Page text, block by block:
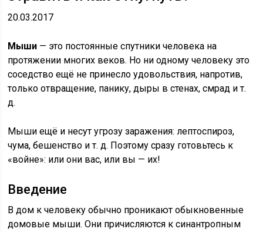
20.03.2017
Мыши — это постоянные спутники человека на
протяжении многих веков. Но ни одному человеку это
соседство ещё не принесло удовольствия, напротив,
только отвращение, панику, дыры в стенах, смрад и т.
д.
Мыши ещё и несут угрозу заражения: лептоспироз,
чума, бешенство и т. д. Поэтому сразу готовьтесь к
«войне»: или они вас, или вы — их!
Введение
В дом к человеку обычно проникают обыкновенные
домовые мыши. Они причисляются к синантропным